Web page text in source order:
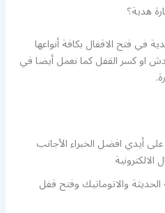
هدية؟
في فتح الاقفال بكافة أنواعها
او كسر القفل كما نعمل أيضا في
أيدي افضل الخبراء الأجانب
الالكترونية
والاتوماتيك وفتح قفل